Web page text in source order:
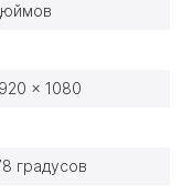
x 1080
градусов